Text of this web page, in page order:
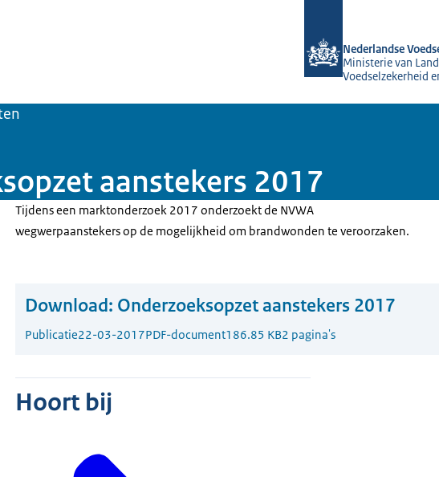
Nederlandse
Ministerie van
Voedselzekerheid
aanstekers 2017
Tijdens een marktonderzoek 2017 onderzoekt de NVWA
wegwerpaanstekers op de mogelijkheid om brandwonden te veroorzaken.
Download: Onderzoeksopzet aanstekers 2017
Publicatie22-03-2017PDF-document186.85 KB2 pagina's
Hoort bij